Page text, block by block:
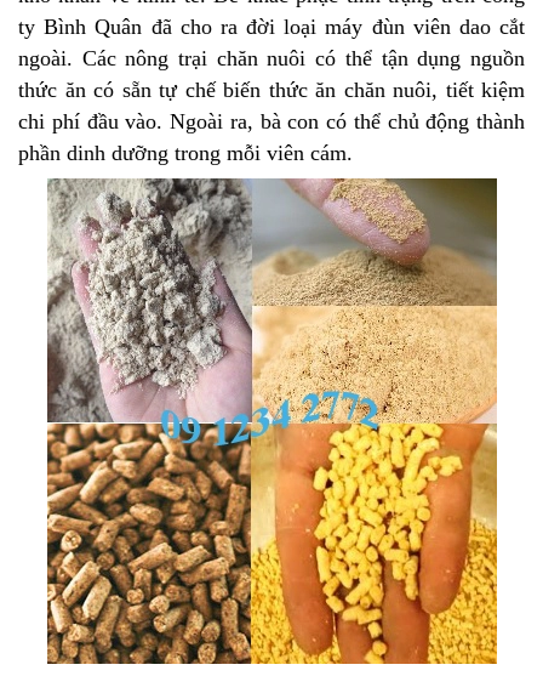
ty Bình Quân đã cho ra đời loại máy đùn viên dao cắt
ngoài. Các nông trại chăn nuôi có thể tận dụng nguồn
thức ăn có sẵn tự chế biến thức ăn chăn nuôi, tiết kiệm
chi phí đầu vào. Ngoài ra, bà con có thể chủ động thành
phần dinh dưỡng trong mỗi viên cám.